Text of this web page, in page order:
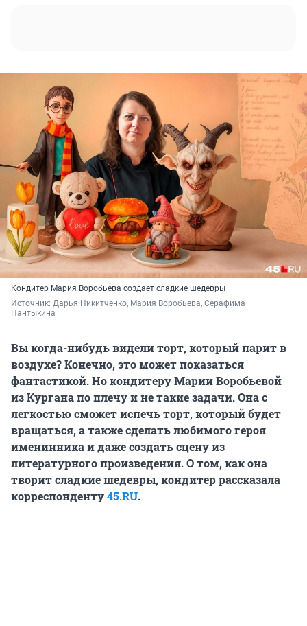
Кондитер Мария Воробьева создает сладкие шедевры
Источник: Дарья Никитченко, Мария Воробьева, Серафима
Пантыкина
Вы когда-нибудь видели торт, который парит в
воздухе? Конечно, это может показаться
фантастикой. Но кондитеру Марии Воробьевой
из Кургана по плечу и не такие задачи. Она с
легкостью сможет испечь торт, который будет
вращаться, а также сделать любимого героя
именинника и даже создать сцену из
литературного произведения. О том, как она
творит сладкие шедевры, кондитер рассказала
корреспонденту45.RU.